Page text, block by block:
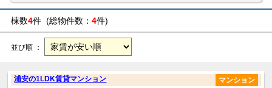
棟数4件 (総物件数： 4件)
並び順 ：
浦安の1LDK賃貸マンション マンション